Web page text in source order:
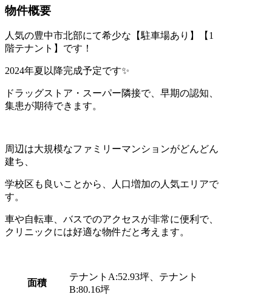
物件概要
人気の豊中市北部にて希少な【駐車場あり】【1
階テナント】です！
2024年夏以降完成予定です✨
ドラッグストア・スーパー隣接で、早期の認知、
集患が期待できます。
周辺は大規模なファミリーマンションがどんどん
建ち、
学校区も良いことから、人口増加の人気エリアで
す。
車や自転車、バスでのアクセスが非常に便利で、
クリニックには好適な物件だと考えます。
面積
テナントA:52.93坪、テナント
B:80.16坪